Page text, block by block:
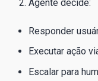
Agente decide:
Responder
Executar ação
Escalar para